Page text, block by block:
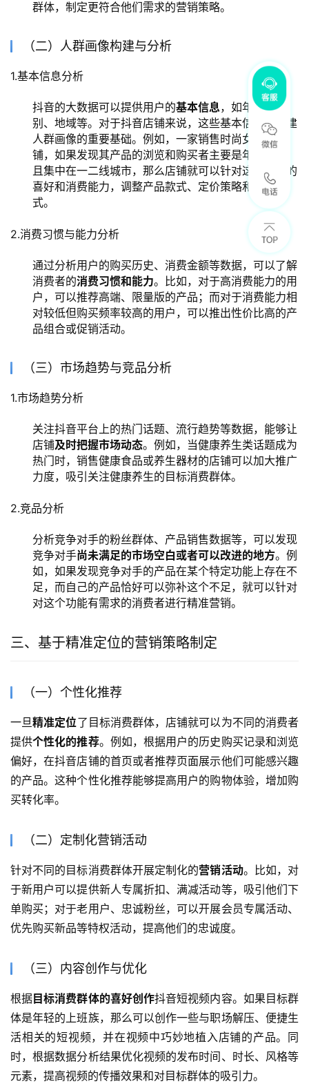
群体，制定更符合他们需求的营销策略。
（二）人群画像构建与分析
1.基本信息分析
抖音的大数据可以提供用户的基本信息，如年龄、性
别、地域等。对于抖音店铺来说，这些基本信息是构建
人群画像的重要基础。例如，一家销售时尚女装的店
铺，如果发现其产品的浏览和购买者主要是年轻女性，
且集中在一二线城市，那么店铺就可以针对这个群体的
喜好和消费能力，调整产品款式、定价策略和营销方
式。
2.消费习惯与能力分析
通过分析用户的购买历史、消费金额等数据，可以了解
消费者的消费习惯和能力。比如，对于高消费能力的用
户，可以推荐高端、限量版的产品；而对于消费能力相
对较低但购买频率较高的用户，可以推出性价比高的产
品组合或促销活动。
（三）市场趋势与竞品分析
1.市场趋势分析
关注抖音平台上的热门话题、流行趋势等数据，能够让
店铺及时把握市场动态。例如，当健康养生类话题成为
热门时，销售健康食品或养生器材的店铺可以加大推广
力度，吸引关注健康养生的目标消费群体。
2.竞品分析
分析竞争对手的粉丝群体、产品销售数据等，可以发现
竞争对手尚未满足的市场空白或者可以改进的地方。例
如，如果发现竞争对手的产品在某个特定功能上存在不
足，而自己的产品恰好可以弥补这个不足，就可以针对
对这个功能有需求的消费者进行精准营销。
三、基于精准定位的营销策略制定
（一）个性化推荐
一旦精准定位了目标消费群体，店铺就可以为不同的消费者
提供个性化的推荐。例如，根据用户的历史购买记录和浏览
偏好，在抖音店铺的首页或者推荐页面展示他们可能感兴趣
的产品。这种个性化推荐能够提高用户的购物体验，增加购
买转化率。
（二）定制化营销活动
针对不同的目标消费群体开展定制化的营销活动。比如，对
于新用户可以提供新人专属折扣、满减活动等，吸引他们下
单购买；对于老用户、忠诚粉丝，可以开展会员专属活动、
优先购买新品等特权活动，提高他们的忠诚度。
（三）内容创作与优化
根据目标消费群体的喜好创作抖音短视频内容。如果目标群
体是年轻的上班族，那么可以创作一些与职场解压、便捷生
活相关的短视频，并在视频中巧妙地植入店铺的产品。同
时，根据数据分析结果优化视频的发布时间、时长、风格等
元素，提高视频的传播效果和对目标群体的吸引力。